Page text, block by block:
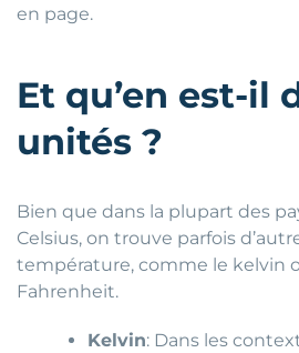
en page.
Et qu’en est-il
unités ?
Bien que dans la plupart des
Celsius, on trouve parfois
température, comme le kelvin
Fahrenheit.
Kelvin: Dans les